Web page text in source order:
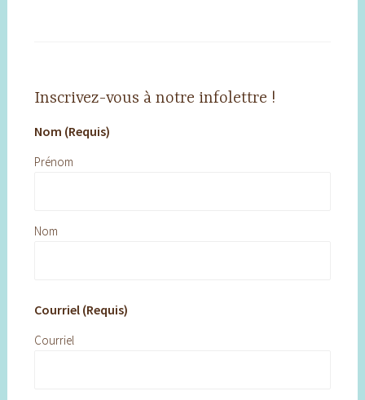
Inscrivez-vous à notre infolettre !
Nom (Requis)
Prénom
Nom
Courriel (Requis)
Courriel